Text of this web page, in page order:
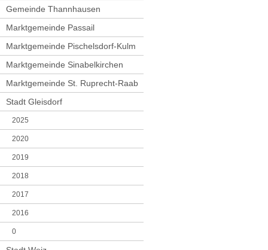
Gemeinde Thannhausen
Marktgemeinde Passail
Marktgemeinde Pischelsdorf-Kulm
Marktgemeinde Sinabelkirchen
Marktgemeinde St. Ruprecht-Raab
Stadt Gleisdorf
2025
2020
2019
2018
2017
2016
0